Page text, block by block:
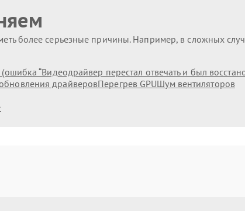
более серьезные причины. Например, в сложных
“Видеодрайвер перестал отвечать и был
драйверовПерегрев GPUШум вентиляторов